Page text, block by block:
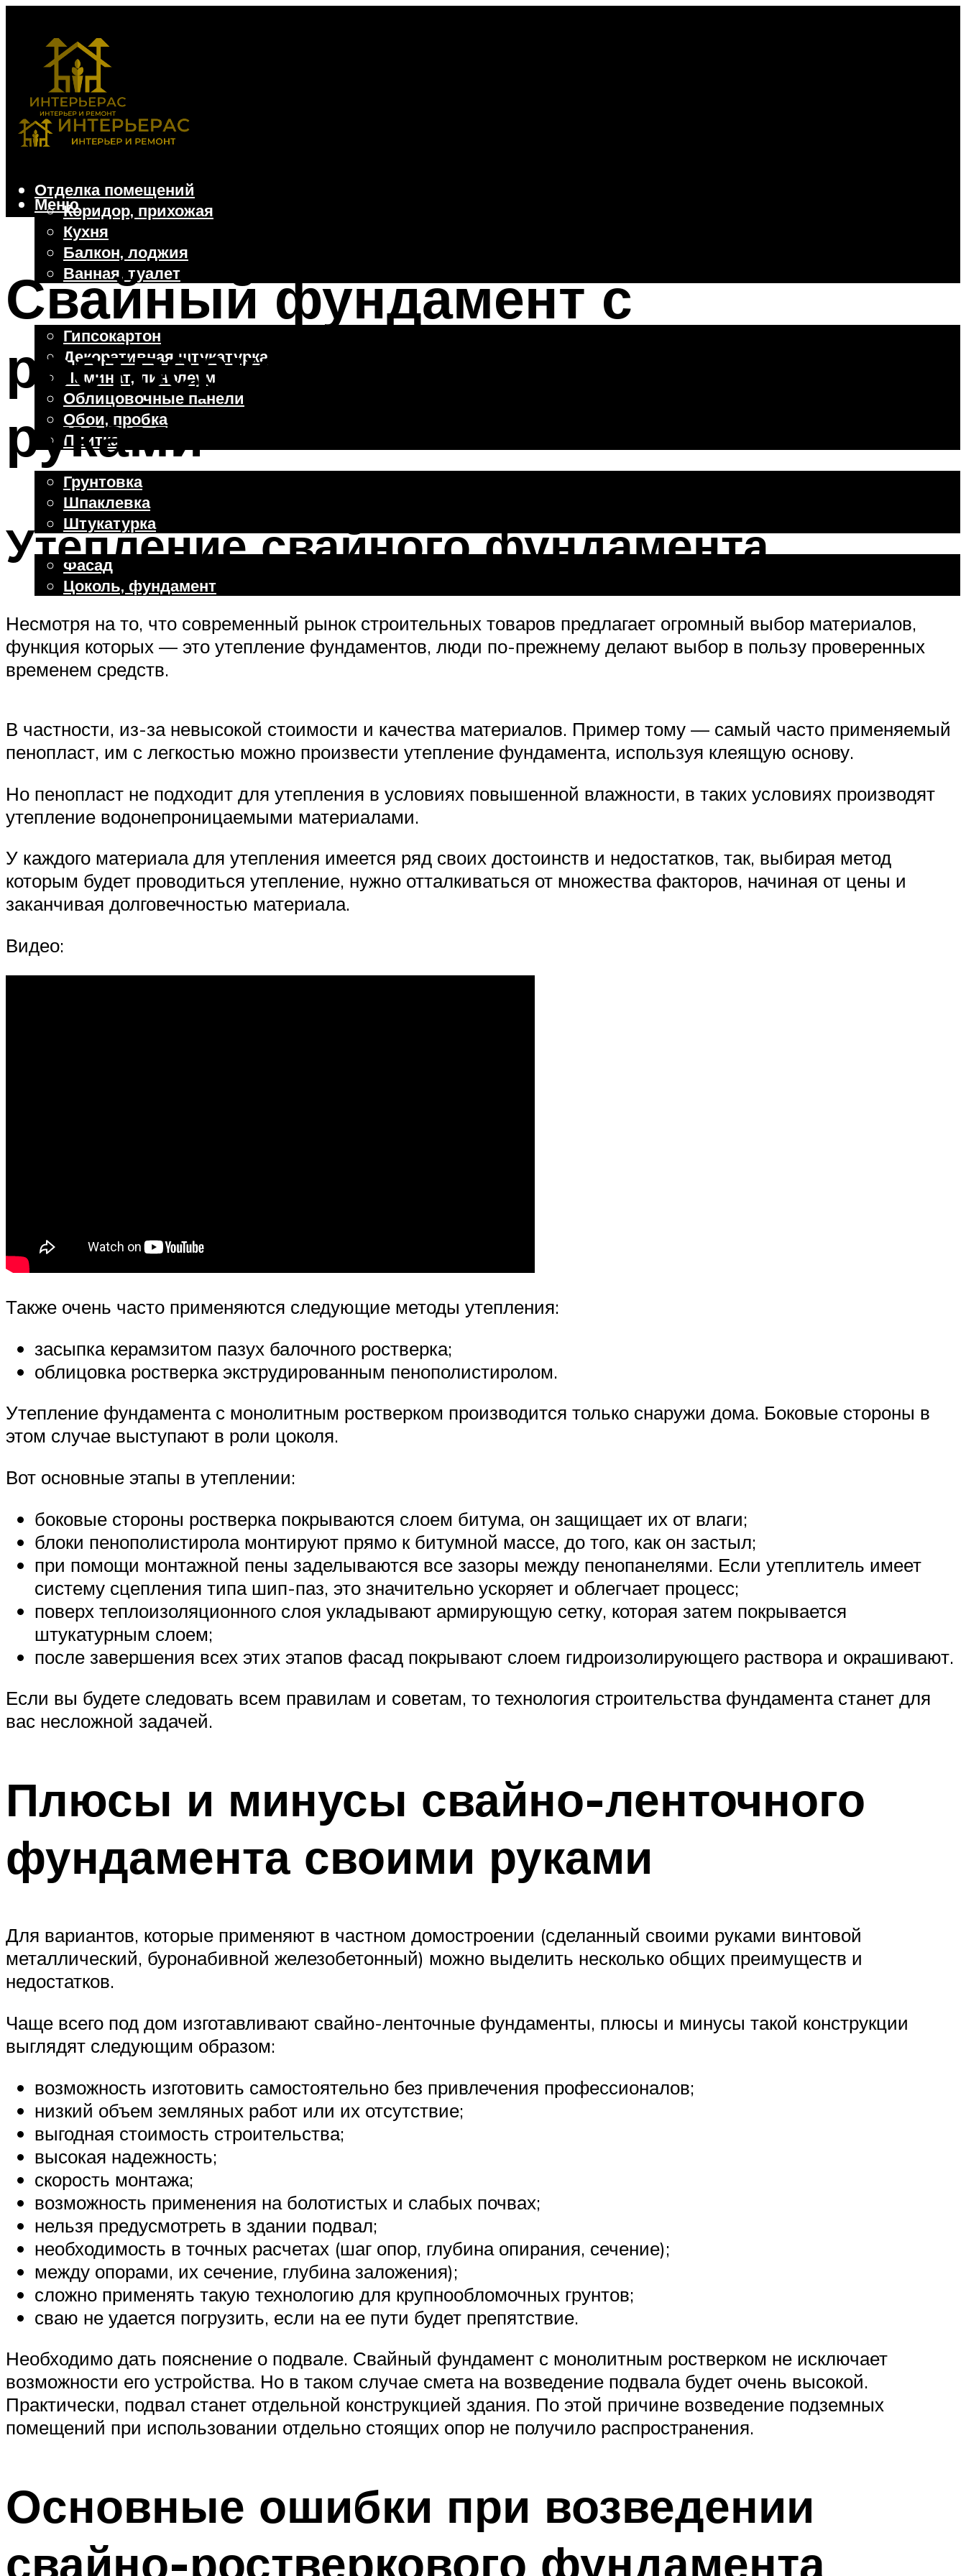
Отделка помещений
Коридор, прихожая
Кухня
Балкон, лоджия
Ванная, туалет
Дачные и частные дома
Отделочные материалы
Гипсокартон
Декоративная штукатурка
Ламинат, линолеум
Облицовочные панели
Обои, пробка
Плитка
Отделочные работы
Грунтовка
Шпаклевка
Штукатурка
Внешняя отделка
Фасад
Цоколь, фундамент
Меню
Меню
Свайный фундамент с
ростверком: устройство своими
руками
Утепление свайного фундамента
Несмотря на то, что современный рынок строительных товаров предлагает огромный выбор материалов,
функция которых — это утепление фундаментов, люди по-прежнему делают выбор в пользу проверенных
временем средств.
В частности, из-за невысокой стоимости и качества материалов. Пример тому — самый часто применяемый
пенопласт, им с легкостью можно произвести утепление фундамента, используя клеящую основу.
Но пенопласт не подходит для утепления в условиях повышенной влажности, в таких условиях производят
утепление водонепроницаемыми материалами.
У каждого материала для утепления имеется ряд своих достоинств и недостатков, так, выбирая метод
которым будет проводиться утепление, нужно отталкиваться от множества факторов, начиная от цены и
заканчивая долговечностью материала.
Видео:
Также очень часто применяются следующие методы утепления:
засыпка керамзитом пазух балочного ростверка;
облицовка ростверка экструдированным пенополистиролом.
Утепление фундамента с монолитным ростверком производится только снаружи дома. Боковые стороны в
этом случае выступают в роли цоколя.
Вот основные этапы в утеплении:
боковые стороны ростверка покрываются слоем битума, он защищает их от влаги;
блоки пенополистирола монтируют прямо к битумной массе, до того, как он застыл;
при помощи монтажной пены заделываются все зазоры между пенопанелями. Если утеплитель имеет
систему сцепления типа шип-паз, это значительно ускоряет и облегчает процесс;
поверх теплоизоляционного слоя укладывают армирующую сетку, которая затем покрывается
штукатурным слоем;
после завершения всех этих этапов фасад покрывают слоем гидроизолирующего раствора и окрашивают.
Если вы будете следовать всем правилам и советам, то технология строительства фундамента станет для
вас несложной задачей.
Плюсы и минусы свайно-ленточного
фундамента своими руками
Для вариантов, которые применяют в частном домостроении (сделанный своими руками винтовой
металлический, буронабивной железобетонный) можно выделить несколько общих преимуществ и
недостатков.
Чаще всего под дом изготавливают свайно-ленточные фундаменты, плюсы и минусы такой конструкции
выглядят следующим образом:
возможность изготовить самостоятельно без привлечения профессионалов;
низкий объем земляных работ или их отсутствие;
выгодная стоимость строительства;
высокая надежность;
скорость монтажа;
возможность применения на болотистых и слабых почвах;
нельзя предусмотреть в здании подвал;
необходимость в точных расчетах (шаг опор, глубина опирания, сечение);
между опорами, их сечение, глубина заложения);
сложно применять такую технологию для крупнообломочных грунтов;
сваю не удается погрузить, если на ее пути будет препятствие.
Необходимо дать пояснение о подвале. Свайный фундамент с монолитным ростверком не исключает
возможности его устройства. Но в таком случае смета на возведение подвала будет очень высокой.
Практически, подвал станет отдельной конструкцией здания. По этой причине возведение подземных
помещений при использовании отдельно стоящих опор не получило распространения.
Основные ошибки при возведении
свайно-ростверкового фундамента